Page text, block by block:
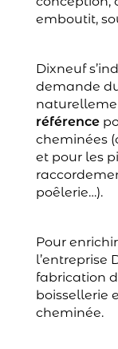
emboutit,
Dixneuf
demande
référence
cheminées
et pour les
poêlerie…).
Pour
l’entreprise
fabrication
boissellerie
cheminée.